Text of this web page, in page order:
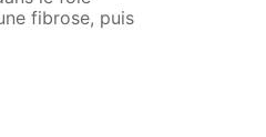
fibrose, puis